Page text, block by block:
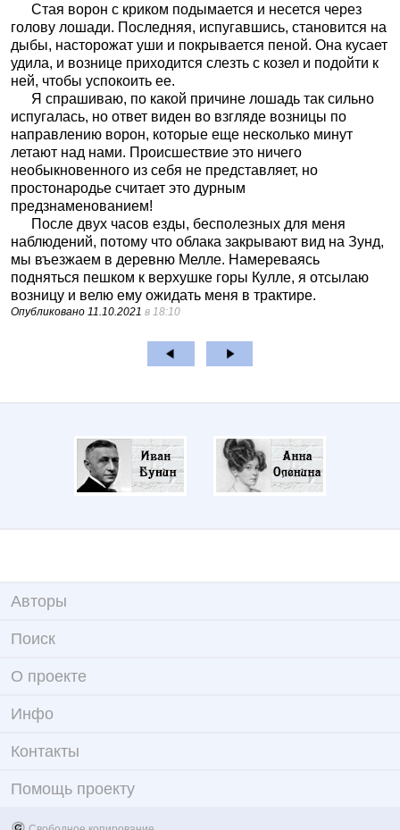
Стая ворон с криком подымается и несется через
голову лошади. Последняя, испугавшись, становится на
дыбы, насторожат уши и покрывается пеной. Она кусает
удила, и вознице приходится слезть с козел и подойти к
ней, чтобы успокоить ее.
Я спрашиваю, по какой причине лошадь так сильно
испугалась, но ответ виден во взгляде возницы по
направлению ворон, которые еще несколько минут
летают над нами. Происшествие это ничего
необыкновенного из себя не представляет, но
простонародье считает это дурным
предзнаменованием!
После двух часов езды, бесполезных для меня
наблюдений, потому что облака закрывают вид на Зунд,
мы въезжаем в деревню Мелле. Намереваясь
подняться пешком к верхушке горы Кулле, я отсылаю
возницу и велю ему ожидать меня в трактире.
Опубликовано 11.10.2021 в 18:10
Авторы
Поиск
О проекте
Инфо
Контакты
Помощь проекту